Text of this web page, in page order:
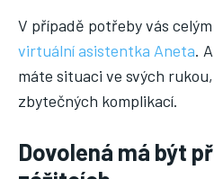
V případě potřeby vás
virtuální asistentka Aneta.
máte situaci ve svých
zbytečných komplikací.
Dovolená má být